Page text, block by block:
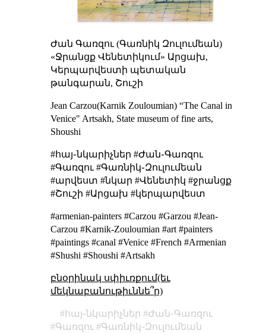
Ժան Գառզու (Գառնիկ Զուլումեան)
«Ջրանցք Վենետիկում» Արցախ,
Կերպարվեստի պետական
թանգարան, Շուշի
Jean Carzou(Karnik Zouloumian)“The Canal in
Venice" Artsakh, State museum of fine arts,
Shoushi
#հայ֊նկարիչներ #Ժան֊Գառզու
#Գառզու #Գառնիկ֊Զուլումեան
#արվեստ #նկար #Վենետիկ #ջրանցք
#Շուշի #Արցախ #կերպարվեստ
#armenian-painters #Carzou #Garzou #Jean-
Carzou #Karnik-Zouloumian #art #painters
#paintings #canal #Venice #French #Armenian
#Shushi #Shoushi #Artsakh
բնօրինակ սփիւռքում(եւ
մեկնաբանութիւննե՞ր)
հայ֊նկարիչներ
Ժան֊Գառզու
Գառզու
Գառնիկ֊Զուլումեան